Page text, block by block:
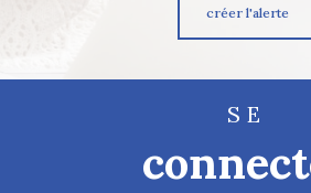
créer l'alerte
SE